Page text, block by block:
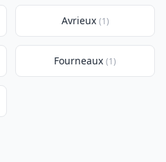
Avrieux (1)
Fourneaux (1)